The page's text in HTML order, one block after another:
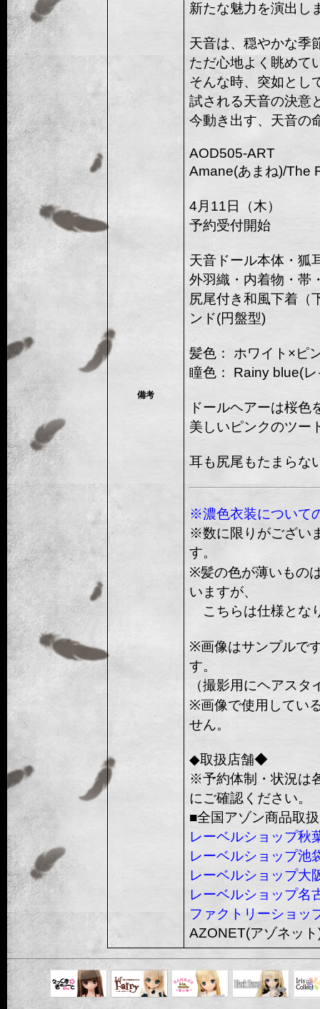
備考
新たな魅力を演出し
天音は、穏やかな季
ただ心地よく眺めて
そんな時、突如とし
試される天音の決意
今動き出す、天音の
AOD505-ART
Amane(あまね)/The
4月11日（木）
予約受付開始
天音ドール本体・狐
外羽織・内着物・帯
尻尾付き和風下着（
ンド(円盤型)
髪色： ホワイト×
瞳色： Rainy blue(
ドールヘアーは桜色
美しいピンクのツー
耳も尻尾もたまらな
※濃色衣装について
※数に限りがござい
す。
※髪の色が薄いもの
いますが、
こちらは仕様とな
※画像はサンプルで
す。
（撮影用にヘアス
※画像で使用してい
せん。
◆取扱店舗◆
※予約体制・状況は
にご確認ください。
■全国アゾン商品取
レーベルショップ秋
レーベルショップ池
レーベルショップ大
レーベルショップ名
ファクトリーショッ
AZONET(アゾネット